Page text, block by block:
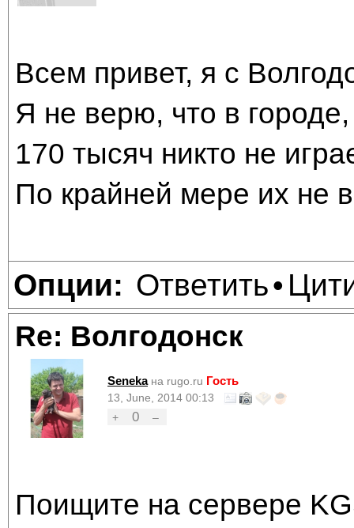
Всем привет, я с
Я не верю, что в
170 тысяч никто не
По крайней мере их не
Опции: Ответить•
Re: Волгодонск
Seneka на rugo.ru Гость
13, June, 2014 00:13
+
0 –
Поищите на сервере